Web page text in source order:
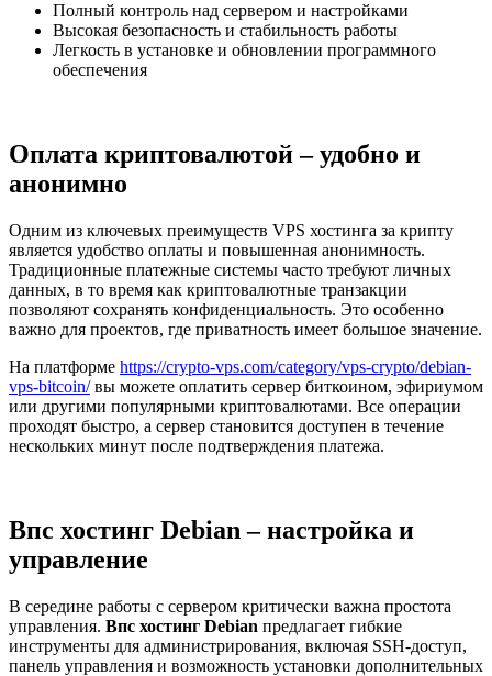
Полный контроль над сервером и настройками
Высокая безопасность и стабильность работы
Легкость в установке и обновлении программного
обеспечения
Оплата криптовалютой – удобно и
анонимно
Одним из ключевых преимуществ VPS хостинга за крипту
является удобство оплаты и повышенная анонимность.
Традиционные платежные системы часто требуют личных
данных, в то время как криптовалютные транзакции
позволяют сохранять конфиденциальность. Это особенно
важно для проектов, где приватность имеет большое значение.
На платформе https://crypto-vps.com/category/vps-crypto/debian-
vps-bitcoin/вы можете оплатить сервер биткоином, эфириумом
или другими популярными криптовалютами. Все операции
проходят быстро, а сервер становится доступен в течение
нескольких минут после подтверждения платежа.
Впс хостинг Debian – настройка и
управление
В середине работы с сервером критически важна простота
управления. Впс хостинг Debian предлагает гибкие
инструменты для администрирования, включая SSH-доступ,
панель управления и возможность установки дополнительных